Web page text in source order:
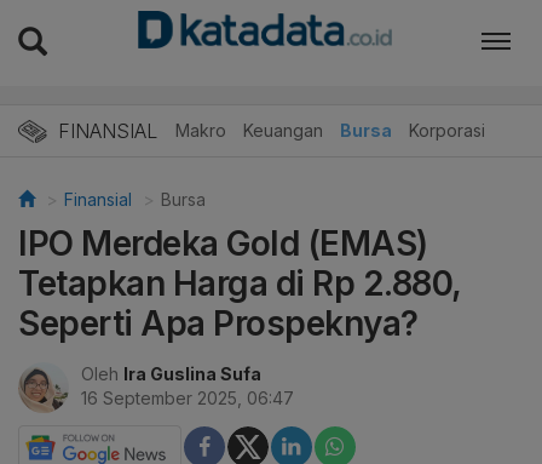
FINANSIAL Makro Keuangan Bursa Korporasi
Finansial Bursa
IPO Merdeka Gold (EMAS)
Tetapkan Harga di Rp 2.880,
Seperti Apa Prospeknya?
Oleh Ira Guslina Sufa
16 September 2025, 06:47